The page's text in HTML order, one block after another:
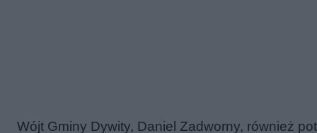
Wójt Gminy Dywity, Daniel Zadworny, również